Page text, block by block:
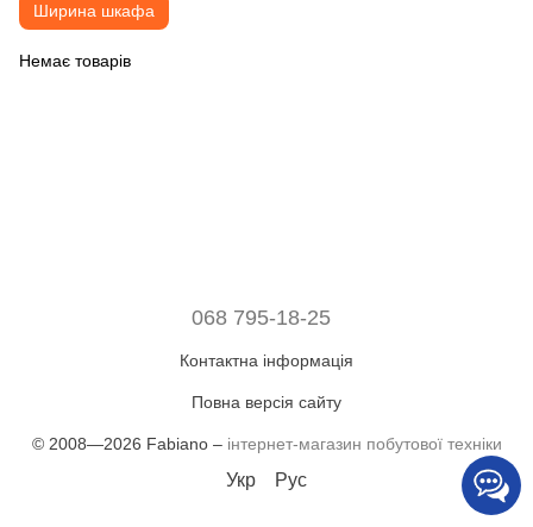
Ширина шкафа
Немає товарів
068 795-18-25
Контактна інформація
Повна версія сайту
© 2008—2026 Fabiano – інтернет-магазин побутової техніки
Укр Рус